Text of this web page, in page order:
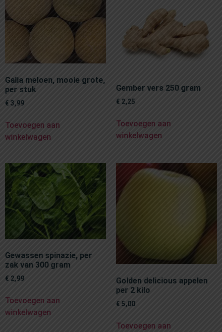
Galia meloen, mooie grote,
per stuk
€ 3,99
Toevoegen aan
winkelwagen
Gember vers 250 gram
€ 2,25
Toevoegen aan
winkelwagen
Gewassen spinazie, per
zak van 300 gram
€ 2,99
Toevoegen aan
winkelwagen
Golden delicious appelen
per 2 kilo
€ 5,00
Toevoegen aan